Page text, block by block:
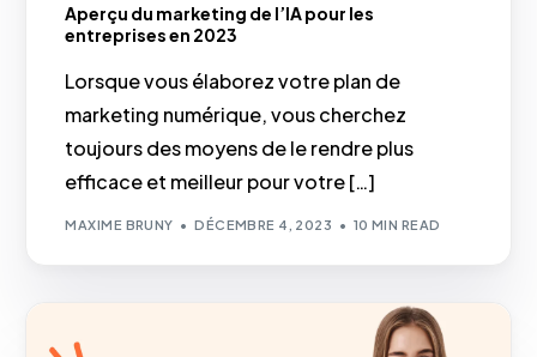
Aperçu du marketing de l’IA pour les
entreprises en 2023
Lorsque vous élaborez votre plan de
marketing numérique, vous cherchez
toujours des moyens de le rendre plus
efficace et meilleur pour votre […]
MAXIME BRUNY DÉCEMBRE 4, 2023 10 MIN READ